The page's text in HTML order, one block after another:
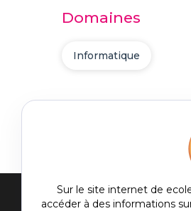
Domaines
Informatique
Sur le site internet de
accéder à des informations